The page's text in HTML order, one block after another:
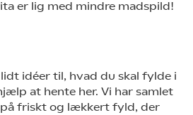
er lig med mindre madspild!
idéer til, hvad du skal fylde i
at hente her. Vi har samlet
friskt og lækkert fyld, der